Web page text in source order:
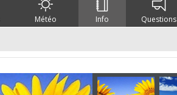
Météo Info Questions